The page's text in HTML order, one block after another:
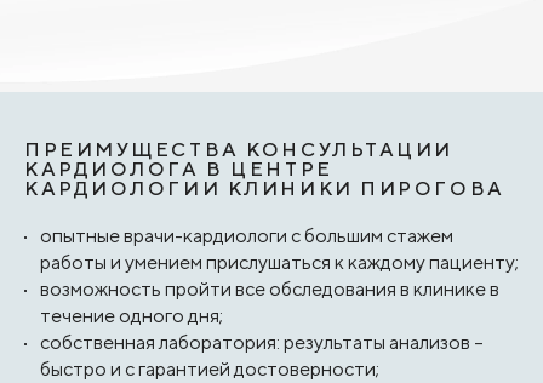
ПРЕИМУЩЕСТВА КОНСУЛЬТАЦИИ
КАРДИОЛОГА В ЦЕНТРЕ
КАРДИОЛОГИИ КЛИНИКИ ПИРОГОВА
опытные врачи-кардиологи с большим стажем
работы и умением прислушаться к каждому пациенту;
возможность пройти все обследования в клинике в
течение одного дня;
собственная лаборатория: результаты анализов –
быстро и с гарантией достоверности;